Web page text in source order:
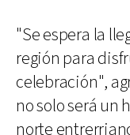
"Se espera la
región para
celebración",
no solo será un
norte